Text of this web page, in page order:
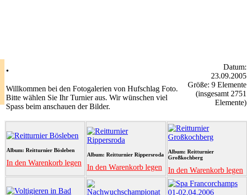
.
Willkommen bei den Fotogalerien von Hufschlag Foto.
Bitte wählen Sie Ihr Turnier aus. Wir wünschen viel
Spass beim anschauen der Bilder.
Datum:
23.09.2005
Größe: 9 Elemente
(insgesamt 2751
Elemente)
Album: Reitturnier Bösleben
In den Warenkorb legen
Album: Reitturnier Rippersroda
In den Warenkorb legen
Album: Reitturnier
Großkochberg
In den Warenkorb legen